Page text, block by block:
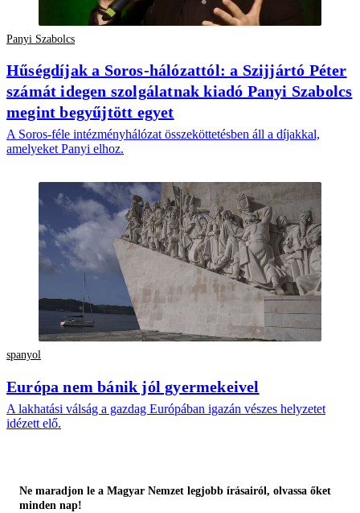
Panyi Szabolcs
Hűségdíjak a Soros-hálózattól: a Szijjártó Péter
számát idegen szolgálatnak kiadó Panyi Szabolcs
megint begyűjtött egyet
A Soros-féle intézményhálózat összeköttetésben áll a díjakkal,
amelyeket Panyi elhoz.
spanyol
Európa nem bánik jól gyermekeivel
A lakhatási válság a gazdag Európában igazán vészes helyzetet
idézett elő.
Ne maradjon le a Magyar Nemzet legjobb írásairól, olvassa őket
minden nap!